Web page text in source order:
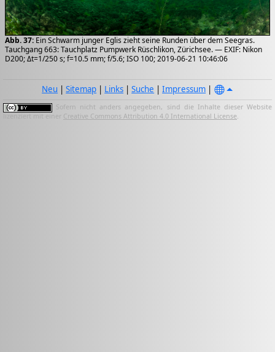
Abb. 37: Ein Schwarm junger Eglis zieht seine Runden über dem Seegras.
Tauchgang 663: Tauchplatz Pumpwerk Rüschlikon, Zürichsee. — EXIF: Nikon
D200; Δt=1/250 s; f=10.5 mm; f/5.6; ISO 100; 2019-06-21 10:46:06
Neu |Sitemap | Links |Suche |Impressum |
Sofern nicht anders angegeben, sind die Inhalte dieser Website
lizenziert mit einer Creative Commons Attribution 4.0 International License